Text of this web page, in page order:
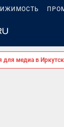
для медиа в